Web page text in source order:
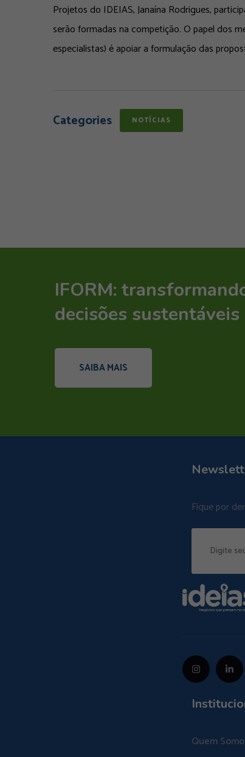
Projetos do IDEIAS, Janaína Rodrigues,
serão formadas na competição. O papel dos
especialistas) é apoiar a formulação das
Categories NOTÍCIAS
IFORM:
decisões sustentáveis
SAIBA MAIS
Fique por
Quem